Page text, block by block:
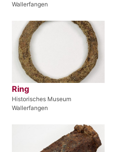
Wallerfangen
Ring
Historisches Museum
Wallerfangen